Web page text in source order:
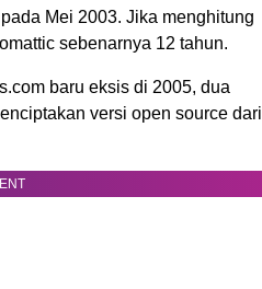
Mei 2003. Jika menghitung
sebenarnya 12 tahun.
baru eksis di 2005, dua
versi open source dari